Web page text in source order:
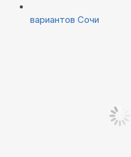
вариантов Сочи